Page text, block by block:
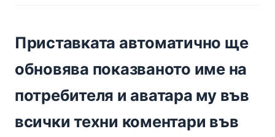
Приставката автоматично ще
обновява показваното име на
потребителя и аватара му във
всички техни коментари във